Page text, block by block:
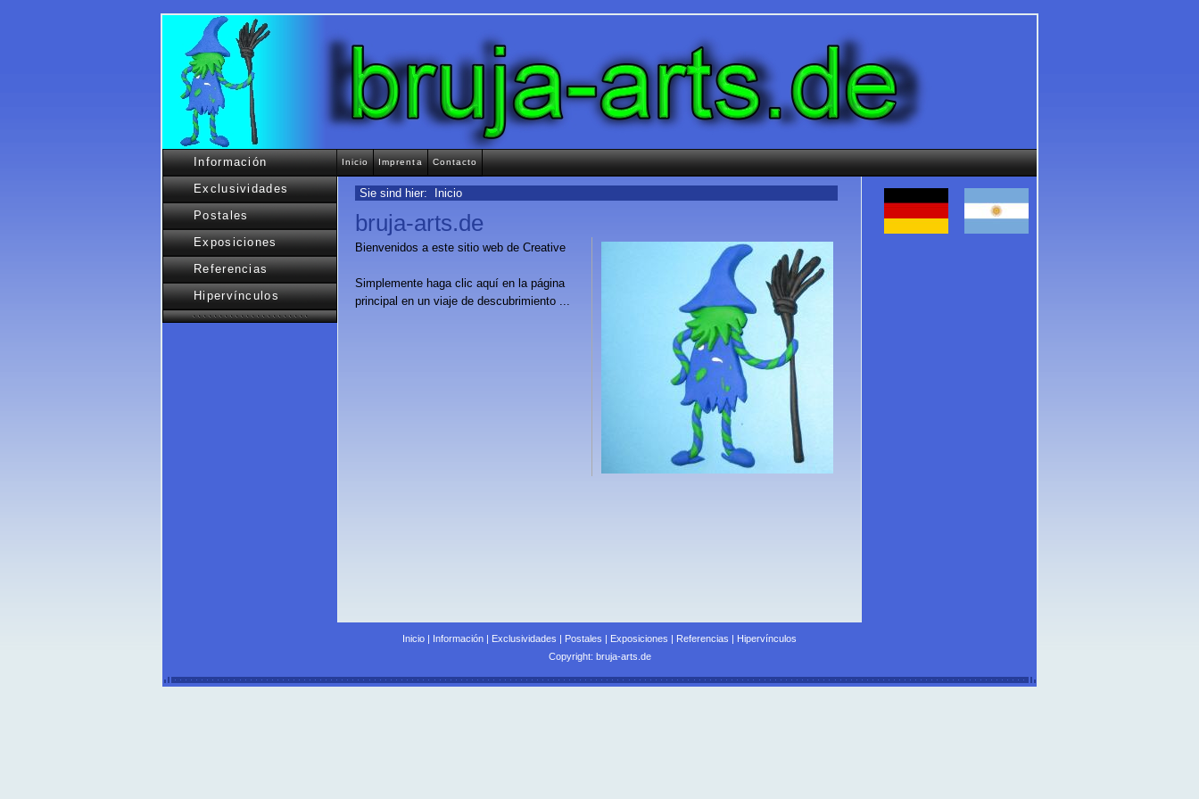
Información
Exclusividades
Postales
Exposiciones
Referencias
Hipervínculos
Inicio Imprenta Contacto
Sie sind hier: Inicio
bruja-arts.de
Bienvenidos a este sitio web de Creative
Simplemente haga clic aquí en la página
principal en un viaje de descubrimiento ...
Inicio | Información | Exclusividades | Postales | Exposiciones | Referencias | Hipervínculos
Copyright: bruja-arts.de